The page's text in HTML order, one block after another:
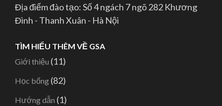
Địa điểm đào tạo: Số 4 ngách 7 ngõ 282 Khương
Đình - Thanh Xuân - Hà Nội
TÌM HIỂU THÊM VỀ GSA
Giới thiệu (11)
Học bổng (82)
Hướng dẫn (1)